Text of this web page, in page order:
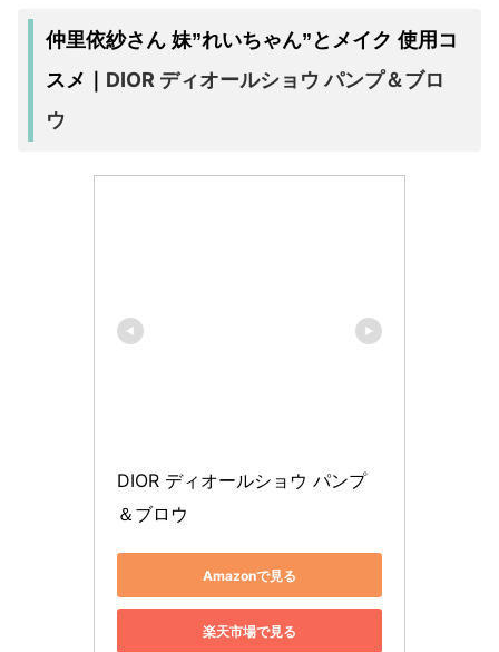
仲里依紗さん 妹”れいちゃん”とメイク 使用コ
スメ｜ DIOR ディオールショウ パンプ＆ブロ
ウ
DIOR ディオールショウ パンプ
＆ブロウ
Amazonで見る
楽天市場で見る